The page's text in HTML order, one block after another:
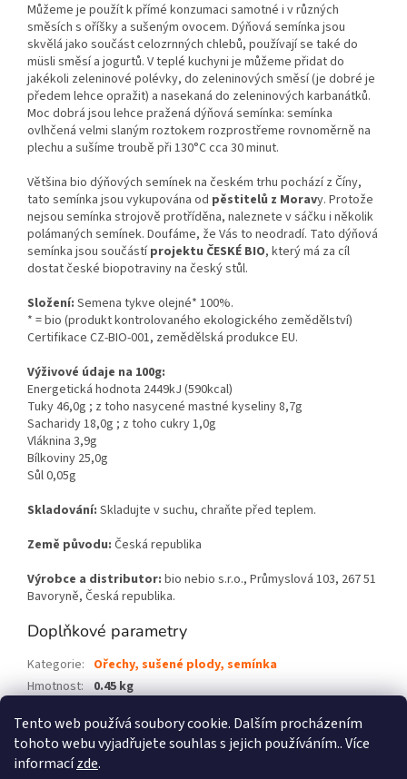
Tento web používá soubory cookie. Dalším procházením
tohoto webu vyjadřujete souhlas s jejich používáním.. Více
informacízde.
Můžeme je použít k přímé konzumaci samotné i v různých
směsích s oříšky a sušeným ovocem. Dýňová semínka jsou
skvělá jako součást celozrnných chlebů, používají se také do
müsli směsí a jogurtů. V teplé kuchyni je můžeme přidat do
jakékoli zeleninové polévky, do zeleninových směsí (je dobré je
předem lehce opražit) a nasekaná do zeleninových karbanátků.
Moc dobrá jsou lehce pražená dýňová semínka: semínka
ovlhčená velmi slaným roztokem rozprostřeme rovnoměrně na
plechu a sušíme troubě při 130°C cca 30 minut.
Většina bio dýňových semínek na českém trhu pochází z Číny,
tato semínka jsou vykupována od pěstitelů z Moravy. Protože
nejsou semínka strojově protříděna, naleznete v sáčku i několik
polámaných semínek. Doufáme, že Vás to neodradí. Tato dýňová
semínka jsou součástíprojektu ČESKÉ BIO, který má za cíl
dostat české biopotraviny na český stůl.
Složení: Semena tykve olejné* 100%.
* = bio (produkt kontrolovaného ekologického zemědělství)
Certifikace CZ-BIO-001, zemědělská produkce EU.
Výživové údaje na 100g:
Energetická hodnota 2449kJ (590kcal)
Tuky 46,0g ; z toho nasycené mastné kyseliny 8,7g
Sacharidy 18,0g ; z toho cukry 1,0g
Vláknina 3,9g
Bílkoviny 25,0g
Sůl 0,05g
Skladování: Skladujte v suchu, chraňte před teplem.
Země původu: Česká republika
Výrobce a distributor: bio nebio s.r.o., Průmyslová 103, 267 51
Bavoryně, Česká republika.
Doplňkové parametry
Kategorie: Ořechy, sušené plody, semínka
Hmotnost: 0.45 kg